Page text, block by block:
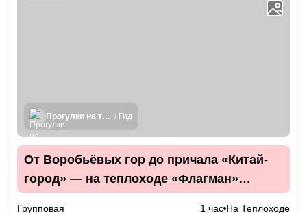
Прогулки на теплоходах / Гид
От Воробьёвых гор до причала «Китай-
город» — на теплоходе «Флагман»
Групповая 1 час На Теплоходе